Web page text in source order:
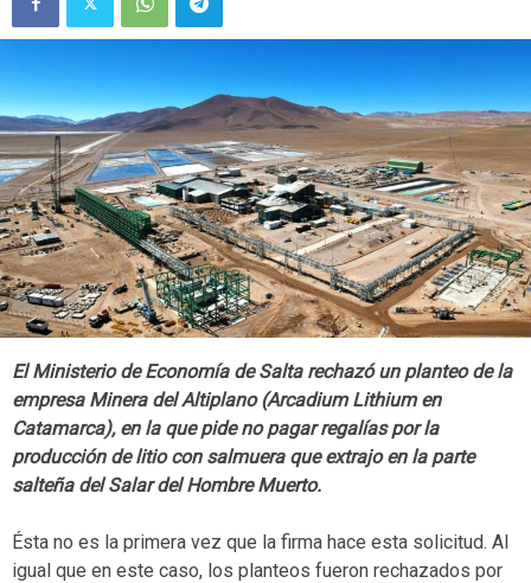
El Ministerio de Economía de Salta rechazó un planteo de la
empresa Minera del Altiplano (Arcadium Lithium en
Catamarca), en la que pide no pagar regalías por la
producción de litio con salmuera que extrajo en la parte
salteña del Salar del Hombre Muerto.
Ésta no es la primera vez que la firma hace esta solicitud. Al
igual que en este caso, los planteos fueron rechazados por